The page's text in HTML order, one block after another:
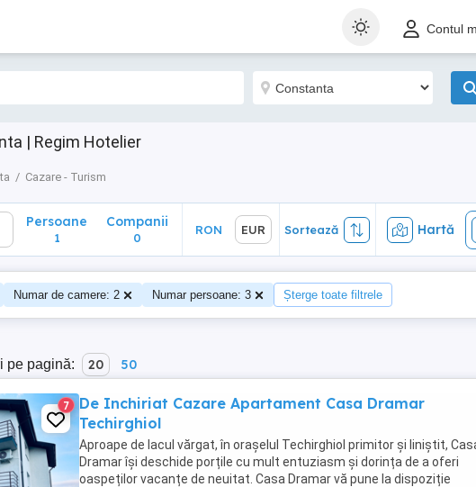
Contul
| Regim Hotelier
Cazare - Turism
Hartă
Persoane
1
Companii
0
RON EUR Sortează Hartă
Numar de camere: 2 Numar persoane: 3 Șterge toate filtrele
pe pagină: 20 50
7
De Inchiriat Cazare Apartament Casa Dramar
Techirghiol
Aproape de lacul vărgat, în orașelul Techirghiol primitor și liniștit,
Dramar își deschide porțile cu mult entuziasm și dorința de a oferi
oaspeților vacanțe de neuitat. Casa Dramar vă pune la dispoziție